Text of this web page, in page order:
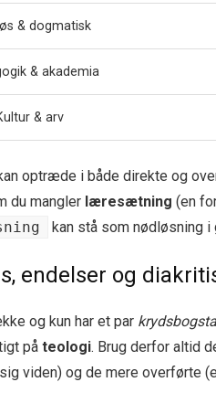
& dogmatisk
& akademia
& arv
optræde i både direkte og
du mangler læresætning (en
kan stå som nødløsning
endelser og
og kun har et par
på teologi. Brug derfor altid
viden) og de mere overførte